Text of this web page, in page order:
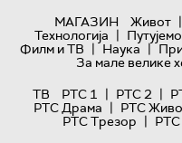
МАГАЗИН
Живот |
Технологијa | Путујемо
Филм и ТВ | Наука |
За мале велике
ТВ
РТС 1 | РТС 2 |
РТС Драма | РТС
РТС Трезор | РТС